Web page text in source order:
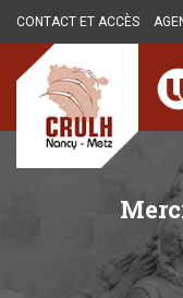
contenu
principal
CONTACT ET ACCÈS